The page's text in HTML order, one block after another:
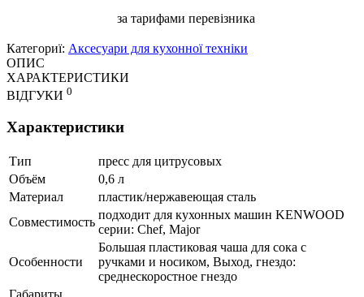
за тарифами перевізника
Категориї: Аксесуари для кухонної техніки
ОПИС
ХАРАКТЕРИСТИКИ
ВІДГУКИ 0
Характеристики
Тип
пресс для цитрусовых
Объём
0,6 л
Материал
пластик/нержавеющая сталь
Совместимость
подходит для кухонных машин KENWOOD
серии: Chef, Major
Особенности
Большая пластиковая чаша для сока с
ручками и носиком, Выход, гнездо:
среднескоростное гнездо
Габариты